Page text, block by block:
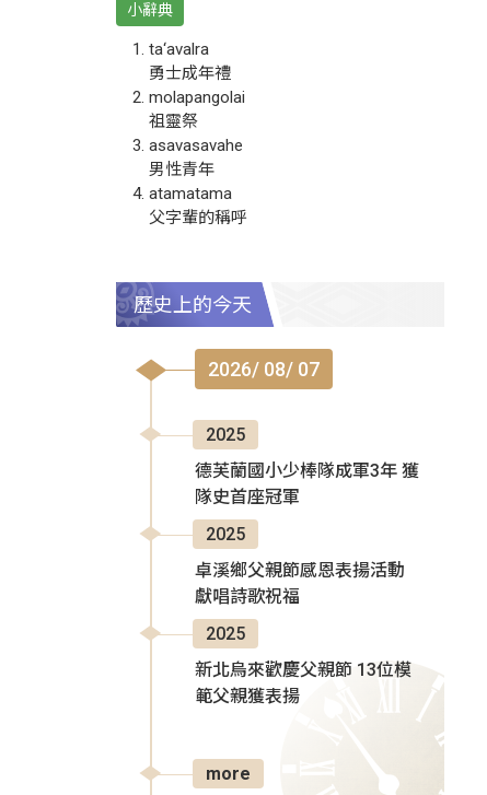
小辭典
ta‘avalra
勇士成年禮
molapangolai
祖靈祭
asavasavahe
男性青年
atamatama
父字輩的稱呼
歷史上的今天
2026/ 08/ 07
2025
德芙蘭國小少棒隊成軍3年 獲
隊史首座冠軍
2025
卓溪鄉父親節感恩表揚活動
獻唱詩歌祝福
2025
新北烏來歡慶父親節 13位模
範父親獲表揚
more